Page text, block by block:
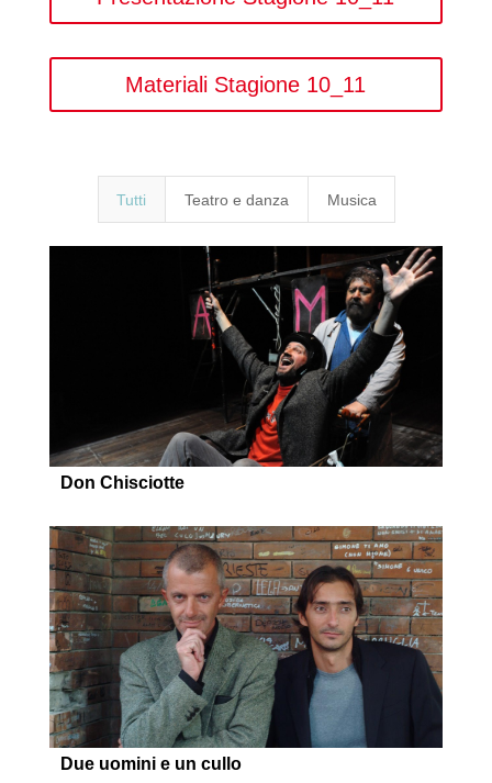
Materiali Stagione 10_11
Tutti Teatro e danza Musica
Don Chisciotte
Due uomini e un cullo